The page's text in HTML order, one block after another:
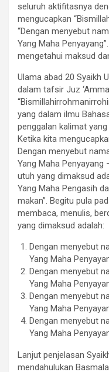
seluruh aktifitasnya
mengucapkan
“Dengan menyebut
Yang Maha
mengetahui maksud
Ulama abad 20 Syaikh
dalam tafsir Juz
yang dalam ilmu
penggalan kalimat
Ketika kita
Dengan menyebut
Yang Maha
utuh yang dimaksud
Yang Maha Pengasih
makan”. Begitu pula
membaca, menulis,
yang dimaksud adalah:
Dengan menyebut
Yang Maha
Dengan menyebut
Yang Maha
Dengan menyebut
Yang Maha
Dengan menyebut
Yang Maha
Lanjut penjelasan
mendahulukan